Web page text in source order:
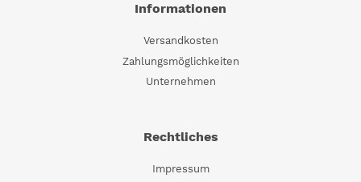
Informationen
Versandkosten
Zahlungsmöglichkeiten
Unternehmen
Rechtliches
Impressum